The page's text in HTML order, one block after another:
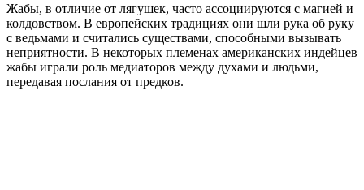
Жабы, в отличие от лягушек, часто ассоциируются с магией и
колдовством. В европейских традициях они шли рука об руку
с ведьмами и считались существами, способными вызывать
неприятности. В некоторых племенах американских индейцев
жабы играли роль медиаторов между духами и людьми,
передавая послания от предков.